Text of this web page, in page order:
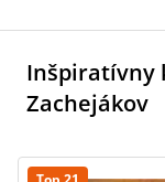
Inšpiratívny
Zachejákov